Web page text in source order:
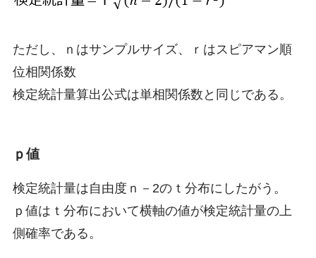
ただし、ｎはサンプルサイズ、ｒはスピアマン順
位相関係数
検定統計量算出公式は単相関係数と同じである。
ｐ値
検定統計量は自由度ｎ－2のｔ分布にしたがう。
ｐ値はｔ分布において横軸の値が検定統計量の上
側確率である。